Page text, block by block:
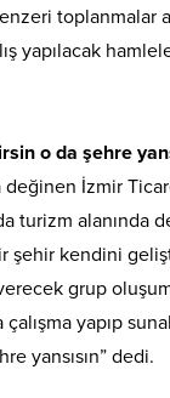
toplanmalar
yapılacak
o da şehre
İzmir
turizm alanında
şehir kendini
grup
yapıp
yansısın” dedi.